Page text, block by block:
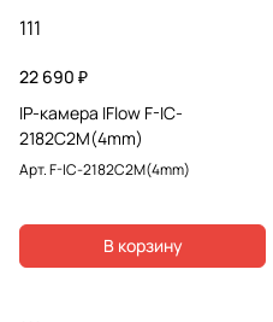
111
22 690 ₽
IP-камера IFlow F-IC-
2182C2M(4mm)
Арт.F-IC-2182C2M(4mm)
В корзину